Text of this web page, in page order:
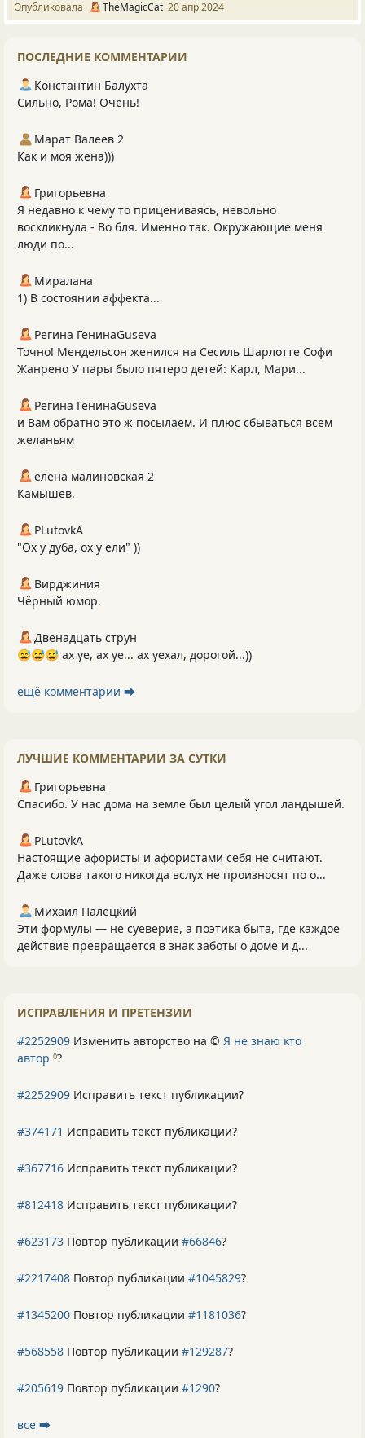
Опубликовала TheMagicCat 20 апр 2024
ПОСЛЕДНИЕ КОММЕНТАРИИ
Константин Балухта
Сильно, Рома! Очень!
Марат Валеев 2
Как и моя жена)))
Григорьевна
Я недавно к чему то прицениваясь, невольно
воскликнула - Во бля. Именно так. Окружающие меня
люди по...
Миралана
1) В состоянии аффекта...
Регина ГенинаGuseva
Точно! Мендельсон женился на Сесиль Шарлотте Софи
Жанрено У пары было пятеро детей: Карл, Мари...
Регина ГенинаGuseva
и Вам обратно это ж посылаем. И плюс сбываться всем
желаньям
елена малиновская 2
Камышев.
PLutоvkА
"Ох у дуба, ох у ели" ))
Вирджиния
Чёрный юмор.
Двенадцать струн
😅😅😅 ах уе, ах уе... ах уехал, дорогой...))
ещё комментарии ⮕
ЛУЧШИЕ КОММЕНТАРИИ ЗА СУТКИ
Григорьевна
Спасибо. У нас дома на земле был целый угол ландышей.
PLutоvkА
Настоящие афористы и афористами себя не считают.
Даже слова такого никогда вслух не произносят по о...
Михаил Палецкий
Эти формулы — не суеверие, а поэтика быта, где каждое
действие превращается в знак заботы о доме и д...
ИСПРАВЛЕНИЯ И ПРЕТЕНЗИИ
#2252909 Изменить авторство на © Я не знаю кто
автор 0?
#2252909 Исправить текст публикации?
#374171 Исправить текст публикации?
#367716 Исправить текст публикации?
#812418 Исправить текст публикации?
#623173 Повтор публикации #66846?
#2217408 Повтор публикации #1045829?
#1345200 Повтор публикации #1181036?
#568558 Повтор публикации #129287?
#205619 Повтор публикации #1290?
все ⮕